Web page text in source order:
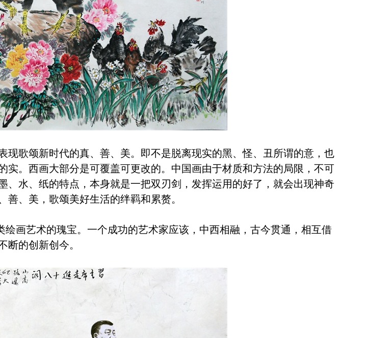
现歌颂新时代的真、善、美。即不是脱离现实的黑、怪、丑所谓的意，也
。西画大部分是可覆盖可更改的。中国画由于材质和方法的局限，不可
水、纸的特点，本身就是一把双刃剑，发挥运用的好了，就会出现神奇
、美，歌颂美好生活的绊羁和累赘。
画艺术的瑰宝。一个成功的艺术家应该，中西相融，古今贯通，相互借
断的创新创今。